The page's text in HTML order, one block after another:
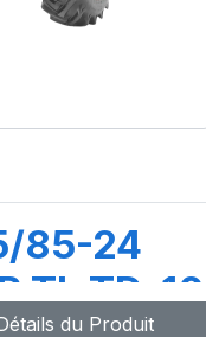
85-24
TL TD-10
du Produit